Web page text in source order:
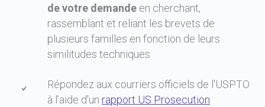
de votre demande en cherchant,
rassemblant et reliant les brevets de
plusieurs familles en fonction de leurs
similitudes techniques
Répondez aux courriers officiels de l'USPTO
à l’aide d'un rapport US Prosecution